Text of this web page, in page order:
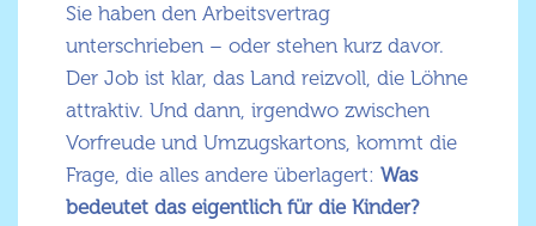
Sie haben den Arbeitsvertrag
unterschrieben – oder stehen kurz davor.
Der Job ist klar, das Land reizvoll, die Löhne
attraktiv. Und dann, irgendwo zwischen
Vorfreude und Umzugskartons, kommt die
Frage, die alles andere überlagert: Was
bedeutet das eigentlich für die Kinder?